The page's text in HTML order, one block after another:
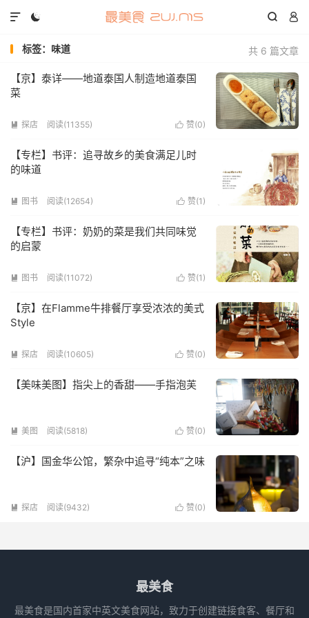
  

共 6 篇文章
标签：味道
【京】泰详——地道泰国人制造地道泰国
菜
 赞(0)
 探店 阅读(11355)
【专栏】书评：追寻故乡的美食满足儿时
的味道
 赞(1 )
 图书 阅读(12654)
【专栏】书评：奶奶的菜是我们共同味觉
的启蒙
 赞(1 )
 图书 阅读(11072)
【京】在Flamme牛排餐厅享受浓浓的美式
Style
 赞(0)
 探店 阅读(10605)
【美味美图】指尖上的香甜——手指泡芙
 赞(0)
 美图 阅读(5818)
【沪】国金华公馆，繁杂中追寻“纯本”之味
 赞(0)
 探店 阅读(9432)
最美食
最美食是国内首家中英文美食网站，致力于创建链接食客、餐厅和